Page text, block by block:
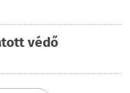
védő